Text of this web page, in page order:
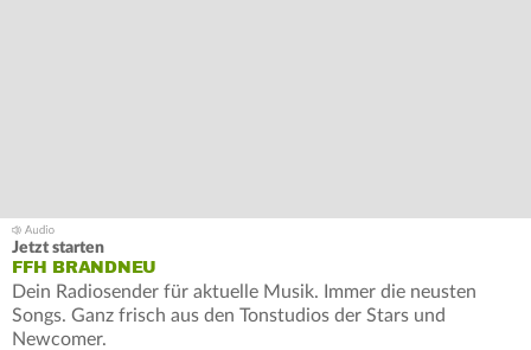
Jetzt starten
FFH BRANDNEU
Dein Radiosender für aktuelle Musik. Immer die neusten
Songs. Ganz frisch aus den Tonstudios der Stars und
Newcomer.